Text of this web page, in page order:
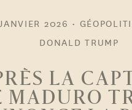
2026 •
DONALD TRUMP
LA
MADURO